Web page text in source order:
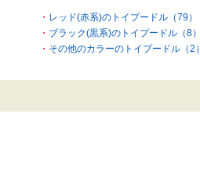
レッド(赤系)のトイプードル（79）
ブラック(黒系)のトイプードル（8）
その他のカラーのトイプードル（2）